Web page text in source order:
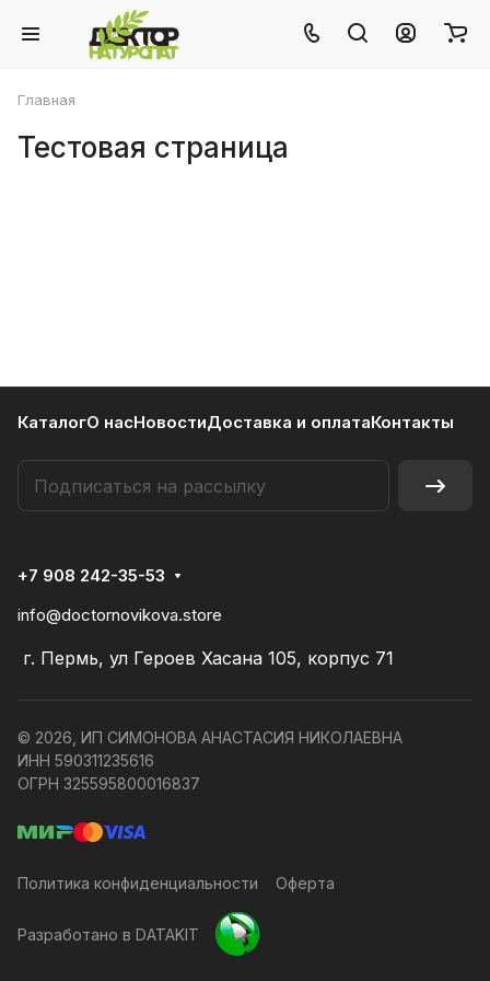
Главная
Тестовая страница
КаталогО насНовостиДоставка и оплатаКонтакты
+7 908 242-35-53
info@doctornovikova.store
г. Пермь, ул Героев Хасана 105, корпус 71
© 2026, ИП СИМОНОВА АНАСТАСИЯ НИКОЛАЕВНА
ИНН 590311235616
ОГРН 325595800016837
Политика конфиденциальности Оферта
Разработано в DATAKIT